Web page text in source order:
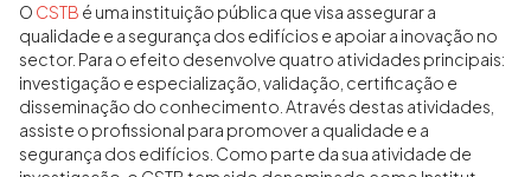
O CSTB é uma instituição pública que visa assegurar a
qualidade e a segurança dos edifícios e apoiar a inovação no
sector. Para o efeito desenvolve quatro atividades principais:
investigação e especialização, validação, certificação e
disseminação do conhecimento. Através destas atividades,
assiste o profissional para promover a qualidade e a
segurança dos edifícios. Como parte da sua atividade de